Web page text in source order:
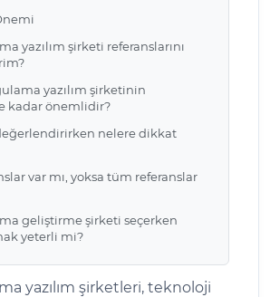
yazılım şirketi referanslarını
yazılım şirketinin
kadar önemlidir?
nelere dikkat
var mı, yoksa tüm referanslar
geliştirme şirketi seçerken
yeterli mi?
yazılım şirketleri, teknoloji